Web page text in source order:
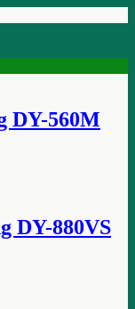
DY-560M
DY-880VS